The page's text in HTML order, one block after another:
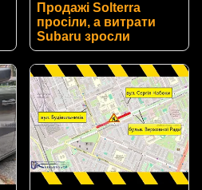
Продажі Solterra
просіли, а витрати
Subaru зросли